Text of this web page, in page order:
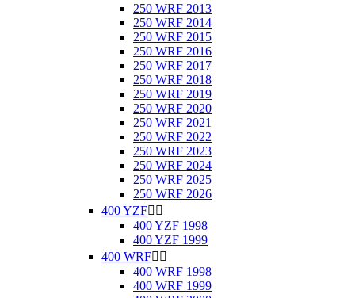
250 WRF 2013
250 WRF 2014
250 WRF 2015
250 WRF 2016
250 WRF 2017
250 WRF 2018
250 WRF 2019
250 WRF 2020
250 WRF 2021
250 WRF 2022
250 WRF 2023
250 WRF 2024
250 WRF 2025
250 WRF 2026
400 YZF 
400 YZF 1998
400 YZF 1999
400 WRF 
400 WRF 1998
400 WRF 1999